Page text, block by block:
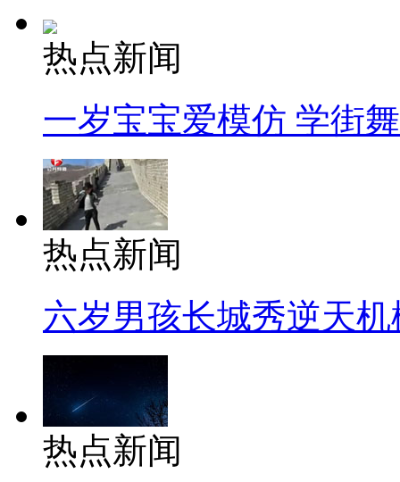
热点新闻
一岁宝宝爱模仿 学街
热点新闻
六岁男孩长城秀逆天机
热点新闻